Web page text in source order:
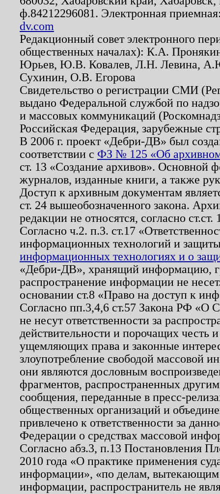
ф.84212296081. Электронная
dv.com
Редакционный совет электронного
общественных началах): К.А.
Юрьев, Ю.В. Ковалев, Л.Н. Левина,
Сухинин, О.В. Егорова
Свидетельство о регистрации СМИ
выдано Федеральной службой по
и массовых коммуникаций
Российская Федерация, зарубежные
В 2006 г. проект «Дебри-ДВ» был
соответствии с ФЗ № 125 «Об
ст. 13 «Создание архивов». Основной
журналов, изданные книги, а также
Доступ к архивным документам
ст. 24 вышеобозначенного закона.
редакции не относятся, согласно
Согласно ч.2. п.3. ст.17
информационных технологий и
информационных технологиях и о
«Дебри-ДВ», хранящий информацию,
распространение информации не
основании ст.8 «Право на доступ к
Согласно пп.3,4,6 ст.57 Закона РФ «О
не несут ответственности за
действительности и порочащих честь
ущемляющих права и законные
злоупотребление свободой массовой
они являются дословным
фрагментов, распространенных
сообщения, переданные в пресс-
общественных организаций и
привлечено к ответственности за
Федерации о средствах массовой
Согласно абз.3, п.13 Постановления
2010 года «О практике применения
информации», «по делам, вытекающим
информации, распространитель не